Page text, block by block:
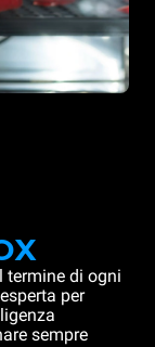
termine di ogni
per
sempre